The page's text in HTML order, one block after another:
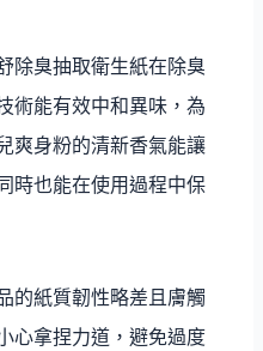
除臭抽取衛生紙在除臭
術能有效中和異味，為
爽身粉的清新香氣能讓
時也能在使用過程中保
的紙質韌性略差且膚觸
心拿捏力道，避免過度